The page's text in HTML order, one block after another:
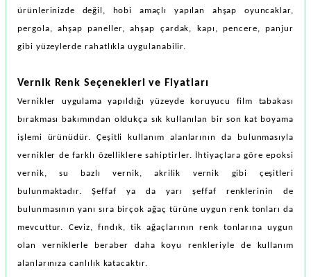
ürünlerinizde değil, hobi amaçlı yapılan ahşap oyuncaklar,
pergola, ahşap paneller, ahşap çardak, kapı, pencere, panjur
gibi yüzeylerde rahatlıkla uygulanabilir.
Vernik Renk Seçenekleri ve Fiyatları
Vernikler uygulama yapıldığı yüzeyde koruyucu film tabakası
bırakması bakımından oldukça sık kullanılan bir son kat boyama
işlemi ürünüdür. Çeşitli kullanım alanlarının da bulunmasıyla
vernikler de farklı özelliklere sahiptirler. İhtiyaçlara göre epoksi
vernik, su bazlı vernik, akrilik vernik gibi çeşitleri
bulunmaktadır. Şeffaf ya da yarı şeffaf renklerinin de
bulunmasının yanı sıra birçok ağaç türüne uygun renk tonları da
mevcuttur. Ceviz, fındık, tik ağaçlarının renk tonlarına uygun
olan verniklerle beraber daha koyu renkleriyle de kullanım
alanlarınıza canlılık katacaktır.